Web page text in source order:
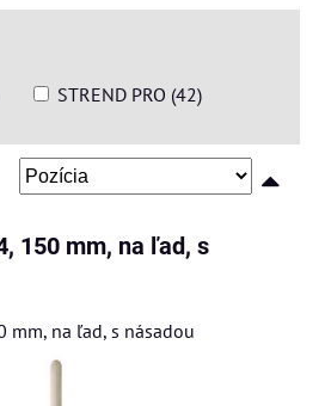
STREND PRO (42)
150 mm, na ľad, s
mm, na ľad, s násadou